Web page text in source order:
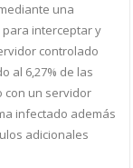
una
interceptar y
controlado
al 6,27% de las
con un servidor
infectado además
adicionales